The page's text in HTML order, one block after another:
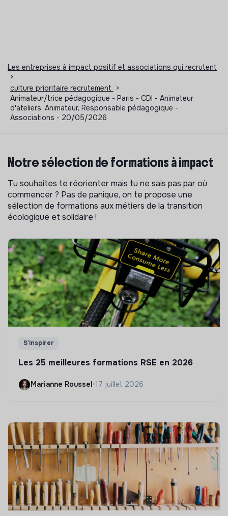
Les entreprises à impact positif et associations qui recrutent
>
culture prioritaire recrutement
>
Animateur/trice pédagogique - Paris - CDI - Animateur
d'ateliers, Animateur, Responsable pédagogique -
Associations - 20/05/2026
Notre sélection de formations à impact
Tu souhaites te réorienter mais tu ne sais pas par où
commencer ? Pas de panique, on te propose une
sélection de formations aux métiers de la transition
écologique et solidaire !
S'inspirer
Les 25 meilleures formations RSE en 2026
Marianne Roussel•17 juillet 2026